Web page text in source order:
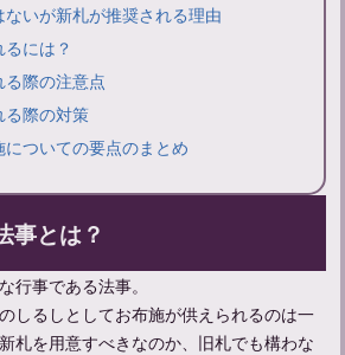
日の流れ、服装、持ち物などを解説
いが新札が推奨される理由
には？
際の注意点
る際の対策
ついての要点のまとめ
事とは？
行事である法事。
しるしとしてお布施が供えられるのは一
札を用意すべきなのか、旧札でも構わな